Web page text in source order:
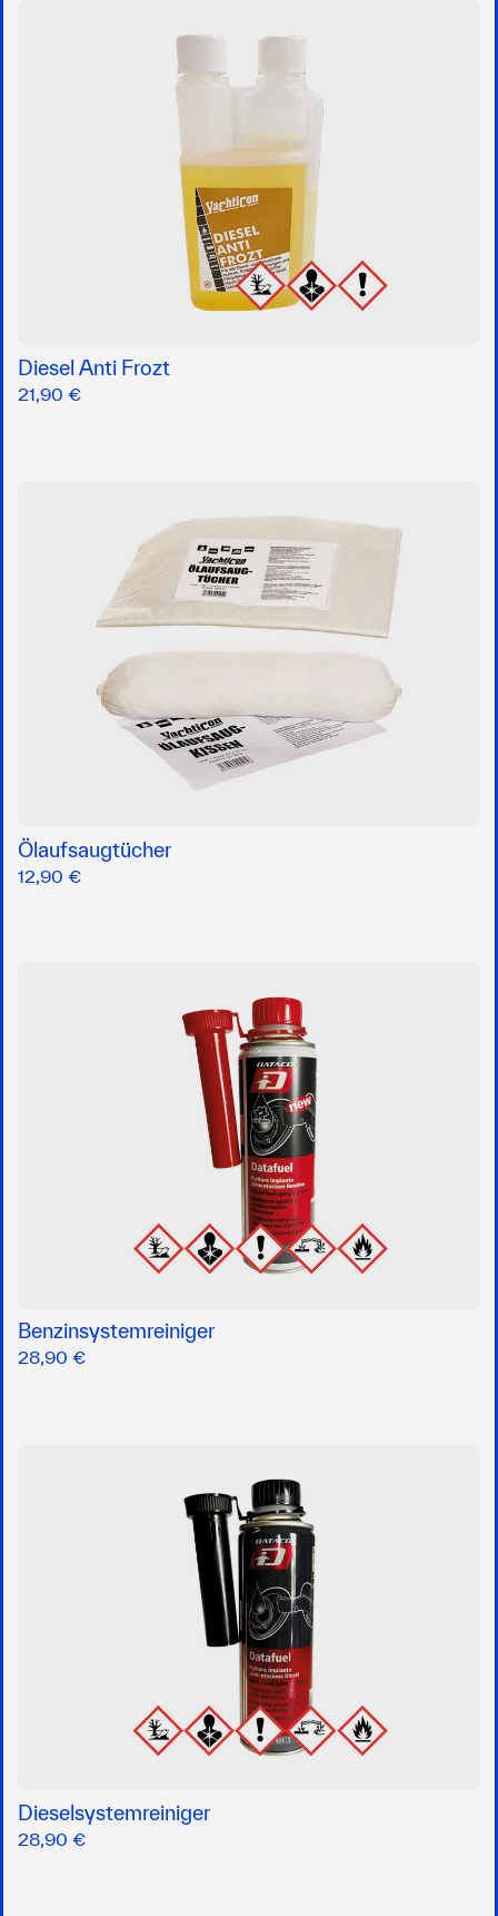
Diesel Anti Frozt
21,90 €
Ölaufsaugtücher
12,90 €
Benzinsystemreiniger
28,90 €
Dieselsystemreiniger
28,90 €